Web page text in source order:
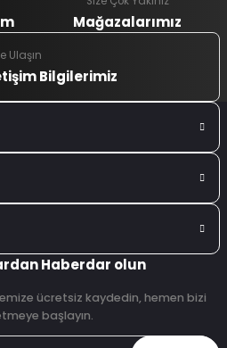
Mağazalarımız
Ulaşın
Bilgilerimiz
Haberdar olun
ücretsiz kaydedin, hemen bizi
başlayın.